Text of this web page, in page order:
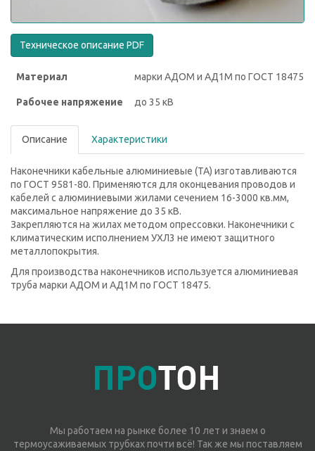
Техническое описание PDF
Материал марки АДОМ и АД1М по ГОСТ 18475
Рабочее напряжение до 35 кВ
Описание Характеристики
Наконечники кабельные алюминиевые (ТА) изготавливаются
по ГОСТ 9581-80. Применяются для оконцевания проводов и
кабелей с алюминиевыми жилами сечением 16-3000 кв.мм,
максимальное напряжение до 35 кВ.
Закрепляются на жилах методом опрессовки. Наконечники с
климатическим исполнением УХЛ3 не имеют защитного
металлопокрытия.
Для производства наконечников используется алюминиевая
труба марки АДОМ и АД1М по ГОСТ 18475.
Мы работаем на рынке более 10 лет и знаем о
термоусаживаемых трубках почти всё! Так же мы поставляем